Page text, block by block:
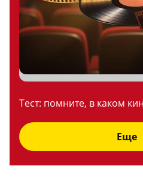
Тест: помните, в каком
Еще